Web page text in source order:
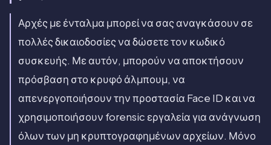
Αρχές με ένταλμα μπορεί να σας αναγκάσουν σε
πολλές δικαιοδοσίες να δώσετε τον κωδικό
συσκευής. Με αυτόν, μπορούν να αποκτήσουν
πρόσβαση στο κρυφό άλμπουμ, να
απενεργοποιήσουν την προστασία Face ID και να
χρησιμοποιήσουν forensic εργαλεία για ανάγνωση
όλων των μη κρυπτογραφημένων αρχείων. Μόνο